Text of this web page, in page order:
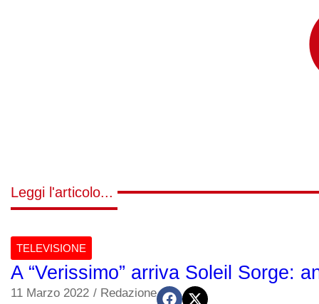
Leggi l'articolo...
TELEVISIONE
A “Verissimo” arriva Soleil Sorge:
11 Marzo 2022 / Redazione